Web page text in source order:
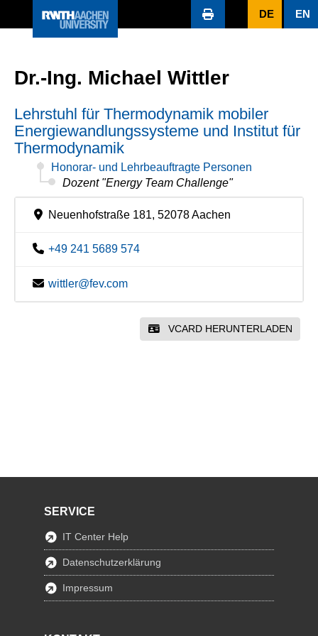
DE EN
Dr.-Ing. Michael Wittler
Lehrstuhl für Thermodynamik mobiler
Energiewandlungssysteme und Institut für
Thermodynamik
Honorar- und Lehrbeauftragte Personen
Dozent "Energy Team Challenge"
Neuenhofstraße 181, 52078 Aachen
+49 241 5689 574
wittler@fev.com
VCARD HERUNTERLADEN
SERVICE
IT Center Help
Datenschutzerklärung
Impressum